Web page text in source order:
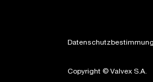
Copyright © Valvex S.A.